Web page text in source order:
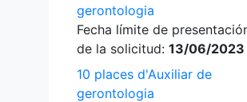
gerontologia
Fecha límite de
de la solicitud: 13/06/2023
10 places d'Auxiliar de
gerontologia